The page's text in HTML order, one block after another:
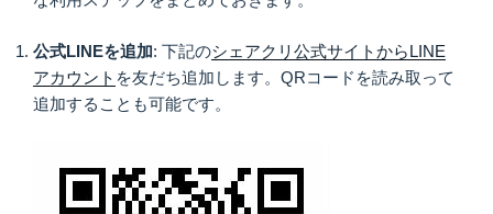
公式LINEを追加: 下記のシェアクリ公式サイトからLINE
アカウント を友だち追加します。QRコードを読み取って
追加することも可能です。